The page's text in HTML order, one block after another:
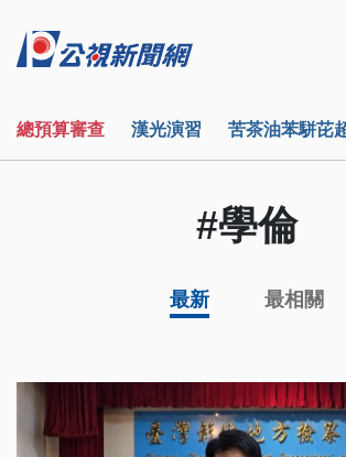
總預算審查 漢光演習 苦茶油苯駢芘
#學倫
最新 最相關